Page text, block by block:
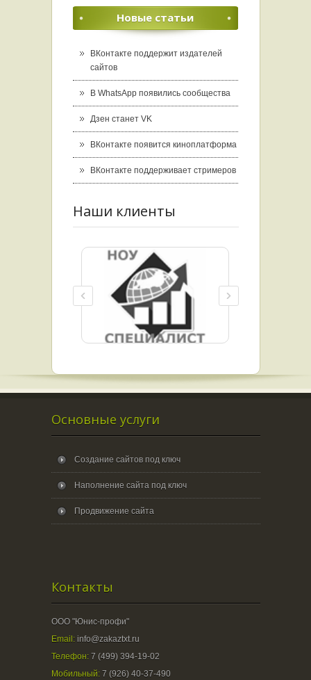
Новые статьи
ВКонтакте поддержит издателей
сайтов
В WhatsApp появились сообщества
Дзен станет VK
ВКонтакте появится киноплатформа
ВКонтакте поддерживает стримеров
Наши клиенты
Основные услуги
Создание сайтов под ключ
Наполнение сайта под ключ
Продвижение сайта
Контакты
ООО "Юнис-профи"
Email: info@zakaztxt.ru
Телефон:7 (499) 394-19-02
Мобильный:7 (926) 40-37-490